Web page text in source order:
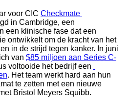
voor CIC Checkmate
in Cambridge, een
een klinische fase dat een
ontwikkelt om de kracht van het
in de strijd tegen kanker. In juni
van $85 miljoen aan Series C-
. Het team werkt hard aan hun
Bristol Meyers Squibb.